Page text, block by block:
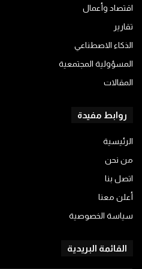
اقتصاد وأعمال
تقارير
الذكاء الاصطناعي
المسؤولية المجتمعية
المقالات
روابط مفيدة
الرئيسية
من نحن
اتصل بنا
أعلن معنا
سياسة الخصوصية
القائمة البريدية